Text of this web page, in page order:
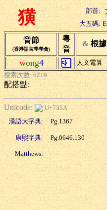
獚 部首:
大五碼:
音節
(香港語言學學會)
粵
音
& 根據
wong4 人文電算
搜索次數: 6219
配搭點:
Unicode:
U+735A
漢語大字典:
Pg.1367
康熙字典: Pg.0646.130
Matthews: -